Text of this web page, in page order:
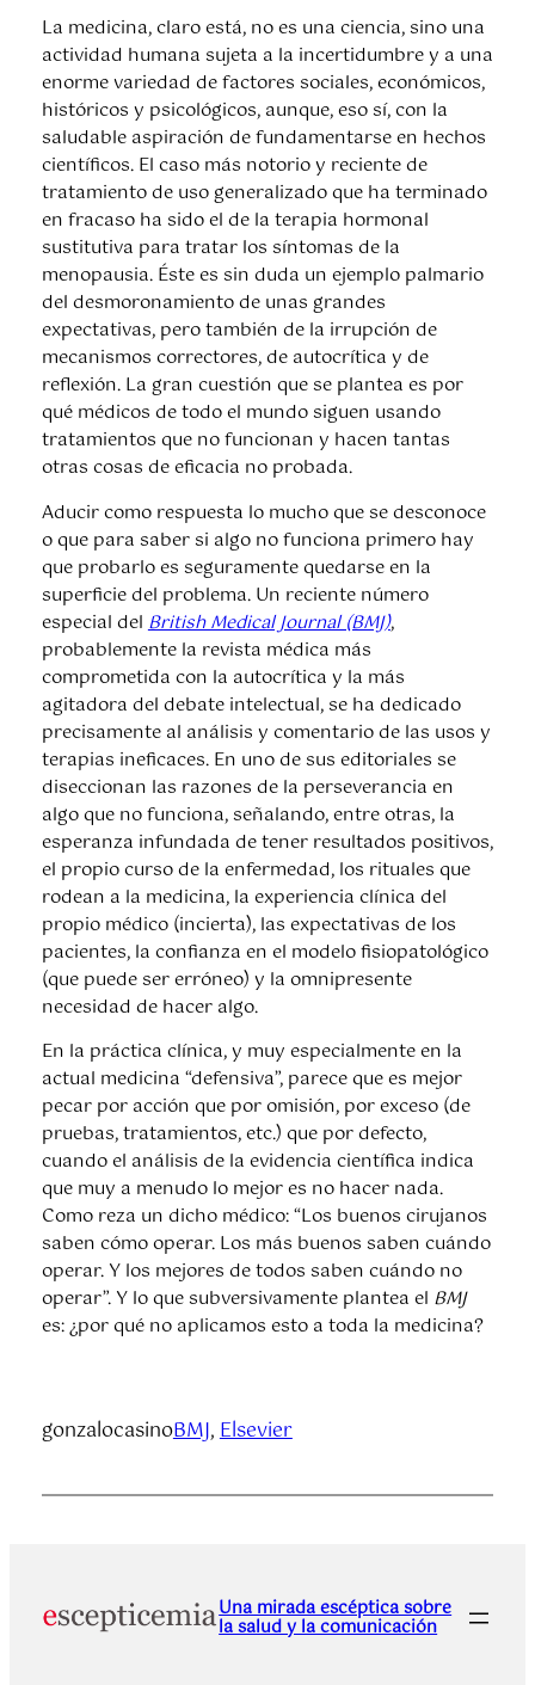
La medicina, claro está, no es una ciencia, sino una
actividad humana sujeta a la incertidumbre y a una
enorme variedad de factores sociales, económicos,
históricos y psicológicos, aunque, eso sí, con la
saludable aspiración de fundamentarse en hechos
científicos. El caso más notorio y reciente de
tratamiento de uso generalizado que ha terminado
en fracaso ha sido el de la terapia hormonal
sustitutiva para tratar los síntomas de la
menopausia. Éste es sin duda un ejemplo palmario
del desmoronamiento de unas grandes
expectativas, pero también de la irrupción de
mecanismos correctores, de autocrítica y de
reflexión. La gran cuestión que se plantea es por
qué médicos de todo el mundo siguen usando
tratamientos que no funcionan y hacen tantas
otras cosas de eficacia no probada.
Aducir como respuesta lo mucho que se desconoce
o que para saber si algo no funciona primero hay
que probarlo es seguramente quedarse en la
superficie del problema. Un reciente número
especial delBritish Medical Journal (BMJ),
probablemente la revista médica más
comprometida con la autocrítica y la más
agitadora del debate intelectual, se ha dedicado
precisamente al análisis y comentario de las usos y
terapias ineficaces. En uno de sus editoriales se
diseccionan las razones de la perseverancia en
algo que no funciona, señalando, entre otras, la
esperanza infundada de tener resultados positivos,
el propio curso de la enfermedad, los rituales que
rodean a la medicina, la experiencia clínica del
propio médico (incierta), las expectativas de los
pacientes, la confianza en el modelo fisiopatológico
(que puede ser erróneo) y la omnipresente
necesidad de hacer algo.
En la práctica clínica, y muy especialmente en la
actual medicina “defensiva”, parece que es mejor
pecar por acción que por omisión, por exceso (de
pruebas, tratamientos, etc.) que por defecto,
cuando el análisis de la evidencia científica indica
que muy a menudo lo mejor es no hacer nada.
Como reza un dicho médico: “Los buenos cirujanos
saben cómo operar. Los más buenos saben cuándo
operar. Y los mejores de todos saben cuándo no
operar”. Y lo que subversivamente plantea el BMJ
es: ¿por qué no aplicamos esto a toda la medicina?
gonzalocasinoBMJ, Elsevier
Una mirada escéptica sobre
la salud y la comunicación